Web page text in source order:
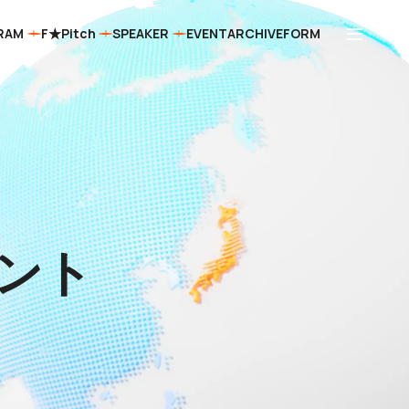
F★Pitch SPEAKER EVENTARCHIVEFORM
ト